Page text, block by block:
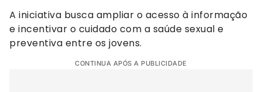
A iniciativa busca ampliar o acesso à informação
e incentivar o cuidado com a saúde sexual e
preventiva entre os jovens.
CONTINUA APÓS A PUBLICIDADE